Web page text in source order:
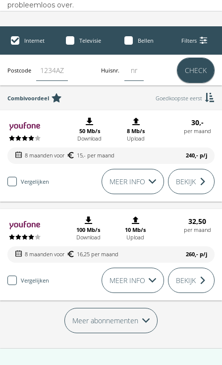
probleemloos over.
Internet Televisie Bellen Filters
Postcode Huisnr. CHECK
Combivoordeel Goedkoopste eerst
50 Mb/s
Download
8 Mb/s
Upload
30,-
per maand
8 maanden voor 15,- per maand 240,- p/j
Vergelijken MEER INFO BEKIJK
100 Mb/s
Download
10 Mb/s
Upload
32,50
per maand
8 maanden voor 16,25 per maand 260,- p/j
Vergelijken MEER INFO BEKIJK
Meer abonnementen